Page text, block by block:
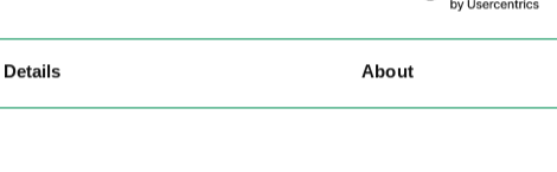
Details About
e ambientali vincolanti che l’azienda fornitrice